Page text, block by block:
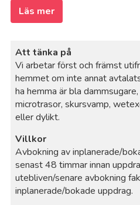
Läs mer
Att tänka på
Vi arbetar först och främst
hemmet om inte annat
ha hemma är bla
microtrasor, skursvamp,
eller dylikt.
Villkor
Avbokning av inplanerade/
senast 48 timmar innan
utebliven/senare avbokning
inplanerade/bokade uppdrag.